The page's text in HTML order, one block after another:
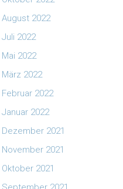
August 2022
Juli 2022
Mai 2022
März 2022
Februar 2022
Januar 2022
Dezember 2021
November 2021
Oktober 2021